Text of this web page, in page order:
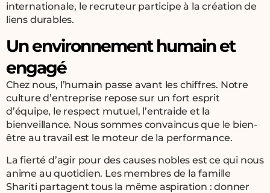
internationale, le recruteur participe à la création de
liens durables.
Un environnement humain et
engagé
Chez nous, l’humain passe avant les chiffres. Notre
culture d’entreprise repose sur un fort esprit
d’équipe, le respect mutuel, l’entraide et la
bienveillance. Nous sommes convaincus que le bien-
être au travail est le moteur de la performance.
La fierté d’agir pour des causes nobles est ce qui nous
anime au quotidien. Les membres de la famille
Shariti partagent tous la même aspiration : donner